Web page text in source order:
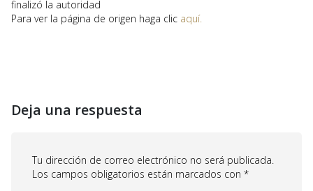
finalizó la autoridad
Para ver la página de origen haga clic aquí.
Deja una respuesta
Tu dirección de correo electrónico no será publicada.
Los campos obligatorios están marcados con *